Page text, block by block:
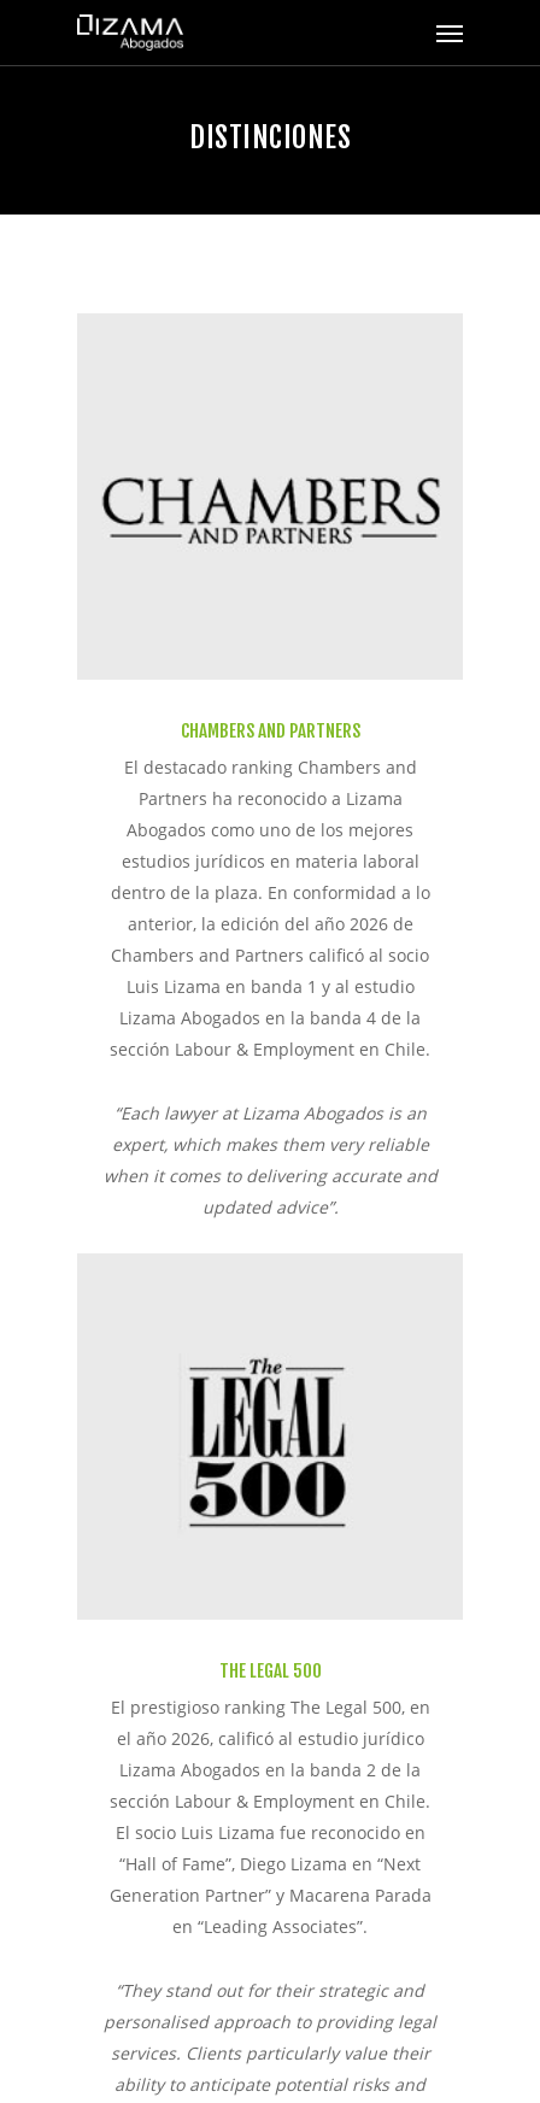
DISTINCIONES
CHAMBERS AND PARTNERS
El destacado ranking Chambers and
Partners ha reconocido a Lizama
Abogados como uno de los mejores
estudios jurídicos en materia laboral
dentro de la plaza. En conformidad a lo
anterior, la edición del año 2026 de
Chambers and Partners calificó al socio
Luis Lizama en banda 1 y al estudio
Lizama Abogados en la banda 4 de la
sección Labour & Employment en Chile.
“Each lawyer at Lizama Abogados is an
expert, which makes them very reliable
when it comes to delivering accurate and
updated advice”.
THE LEGAL 500
El prestigioso ranking The Legal 500, en
el año 2026, calificó al estudio jurídico
Lizama Abogados en la banda 2 de la
sección Labour & Employment en Chile.
El socio Luis Lizama fue reconocido en
“Hall of Fame”, Diego Lizama en “Next
Generation Partner” y Macarena Parada
en “Leading Associates”.
“They stand out for their strategic and
personalised approach to providing legal
services. Clients particularly value their
ability to anticipate potential risks and